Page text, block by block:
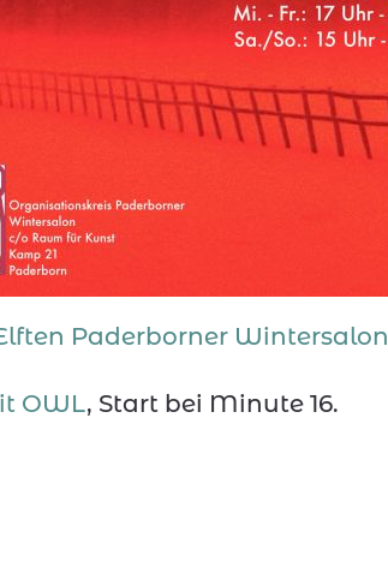
Paderborner Wintersalon
OWL, Start bei Minute 16.